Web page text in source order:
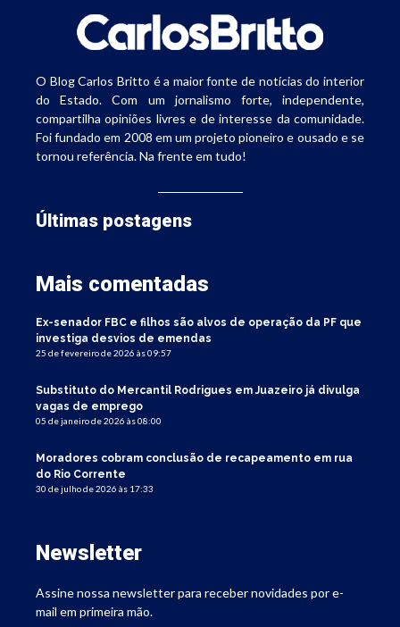
O Blog Carlos Britto é a maior fonte de notícias do interior
do Estado. Com um jornalismo forte, independente,
compartilha opiniões livres e de interesse da comunidade.
Foi fundado em 2008 em um projeto pioneiro e ousado e se
tornou referência. Na frente em tudo!
Últimas postagens
Mais comentadas
Ex-senador FBC e filhos são alvos de operação da PF que
investiga desvios de emendas
25 de fevereiro de 2026 às 09:57
Substituto do Mercantil Rodrigues em Juazeiro já divulga
vagas de emprego
05 de janeiro de 2026 às 08:00
Moradores cobram conclusão de recapeamento em rua
do Rio Corrente
30 de julho de 2026 às 17:33
Newsletter
Assine nossa newsletter para receber novidades por e-
mail em primeira mão.